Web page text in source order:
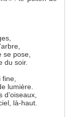
se pose,
du soir.
lumière.
là-haut.